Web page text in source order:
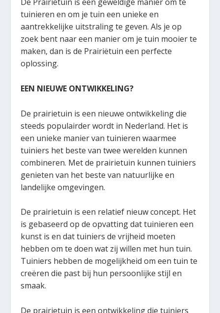
tuinieren en om je tuin een unieke en
aantrekkelijke uitstraling te geven. Als je op
zoek bent naar een manier om je tuin mooier te
maken, dan is de Prairiëtuin een perfecte
oplossing.
EEN NIEUWE ONTWIKKELING?
De prairietuin is een nieuwe ontwikkeling die
steeds populairder wordt in Nederland. Het is
een unieke manier van tuinieren waarmee
tuiniers het beste van twee werelden kunnen
combineren. Met de prairietuin kunnen tuiniers
genieten van het beste van natuurlijke en
landelijke omgevingen.
De prairietuin is een relatief nieuw concept. Het
is gebaseerd op de opvatting dat tuinieren een
kunst is en dat tuiniers de vrijheid moeten
hebben om te doen wat zij willen met hun tuin.
Tuiniers hebben de mogelijkheid om een tuin te
creëren die past bij hun persoonlijke stijl en
smaak.
De prairietuin is een ontwikkeling die tuiniers